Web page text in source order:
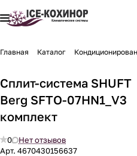
Главная Каталог
Сплит-система SHUFT
Berg SFTO-07HN1_V3
комплект
0
Нет отзывов
Арт. 4670430156637